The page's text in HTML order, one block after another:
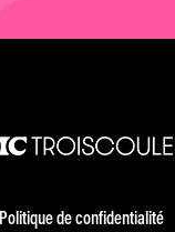
Politique de confidentialité